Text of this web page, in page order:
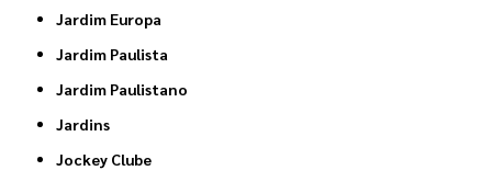
Jardim Europa
Jardim Paulista
Jardim Paulistano
Jardins
Jockey Clube